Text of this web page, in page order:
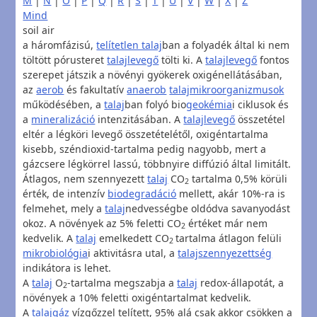
Mind
soil air
a háromfázisú,telítetlen talajban a folyadék által ki nem
töltött pórusterettalajlevegő tölti ki. Atalajlevegő fontos
szerepet játszik a növényi gyökerek oxigénellátásában,
azaerob és fakultatívanaerob talajmikroorganizmusok
működésében, atalajban folyó biogeokémiai ciklusok és
a mineralizáció intenzitásában. Atalajlevegő összetétel
eltér a légköri levegő összetételétől, oxigéntartalma
kisebb, széndioxid-tartalma pedig nagyobb, mert a
gázcsere légkörrel lassú, többnyire diffúzió által limitált.
Átlagos, nem szennyezetttalaj CO2 tartalma 0,5% körüli
érték, de intenzív biodegradáció mellett, akár 10%-ra is
felmehet, mely atalajnedvességbe oldódva savanyodást
okoz. A növények az 5% feletti CO2 értéket már nem
kedvelik. Atalaj emelkedett CO2 tartalma átlagon felüli
mikrobiológiai aktivitásra utal, atalajszennyezettség
indikátora is lehet.
Atalaj O2-tartalma megszabja atalaj redox-állapotát, a
növények a 10% feletti oxigéntartalmat kedvelik.
Atalajgáz vízgőzzel telített, 95% alá csak akkor csökken a